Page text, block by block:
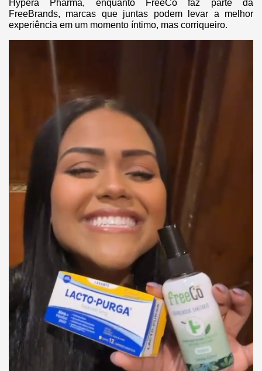
Hypera Pharma, enquanto FreeCô faz parte da
FreeBrands, marcas que juntas podem levar a melhor
experiência em um momento íntimo, mas corriqueiro.